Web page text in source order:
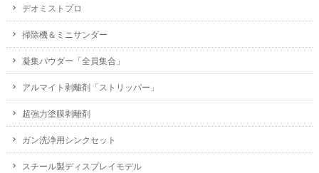
デオミストプロ
掃除機＆ミニサンダー
凝集パウダー「全員集合」
アルマイト剥離剤「ストリッパー」
超強力塗膜剥離剤
ガン洗浄用シンクセット
スチール製ディスプレイモデル